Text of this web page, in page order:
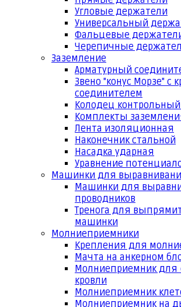
Угловые держатели
Универсальный
Фальцевые
Черепичные
Заземление
Арматурный
Звено "конус Морзе" с
соединителем
Колодец
Комплекты
Лента изоляционная
Наконечник стальной
Насадка ударная
Уравнение
Машинки для
Машинки для
проводников
Тренога для
машинки
Молниеприемники
Крепления для
Мачта на анкерном
Молниеприемник для
кровли
Молниеприемник
Молниеприемник на